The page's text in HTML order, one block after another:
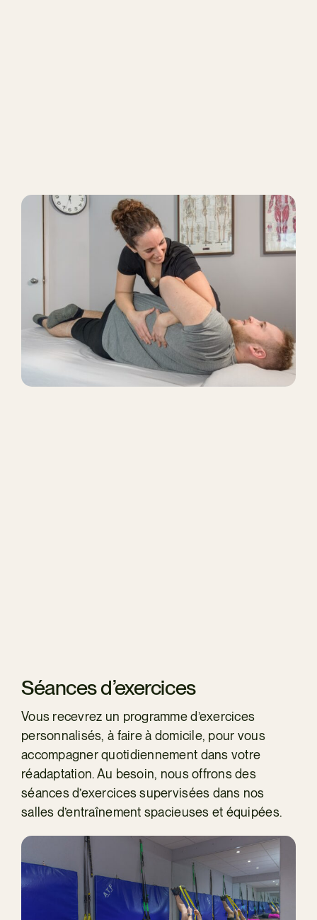
Séances d’exercices
Vous recevrez un programme d’exercices
personnalisés, à faire à domicile, pour vous
accompagner quotidiennement dans votre
réadaptation. Au besoin, nous offrons des
séances d’exercices supervisées dans nos
salles d’entraînement spacieuses et équipées.